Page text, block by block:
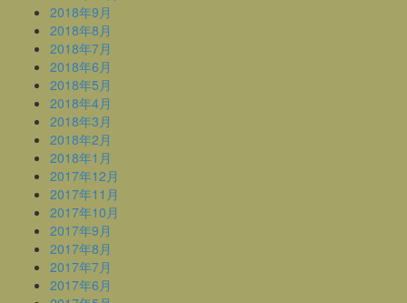
2018年9月
2018年8月
2018年7月
2018年6月
2018年5月
2018年4月
2018年3月
2018年2月
2018年1月
2017年12月
2017年11月
2017年10月
2017年9月
2017年8月
2017年7月
2017年6月